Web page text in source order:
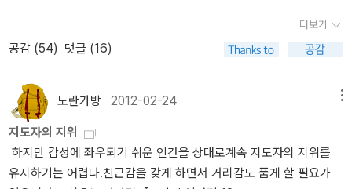
주 경험을 바탕으로 쓴 역사서는 사실감과 공감을 같이 주며 높은 인
기를 끌었으리라. 시기적으로는 IMF 금융위기를 맞고 있던 시기에 나
온 <로마인 이야기 1 : 로마는 하루 아침에 이루어지지 않았다>의 내
용은 우리들에게 할 수 있다는 희망을 주었다. 개인적으로도 시오노
나나미의 작품을 접한 것은 1998년이었는데, 금방 시오노 나나미의
작품에 매료되어 서점에 책 주문을 했던 기억이 난다. 그로부터 약 25
년의 시간이 흐른 지금, 내게는 거의 잊혀진 작가가 되버렸지만 언젠
가 그의 작품을 정리하겠다는 생각을 마음 한 구석에 간직하고 있었
더보기
공감 (54) 댓글 (16)
노란가방 2012-02-24
지도자의 지위
하지만 감성에 좌우되기 쉬운 인간을 상대로계속 지도자의 지위를
유지하기는 어렵다.친근감을 갖게 하면서 거리감도 품게 할 필요가